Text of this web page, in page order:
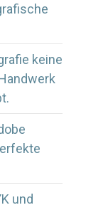
keine
und